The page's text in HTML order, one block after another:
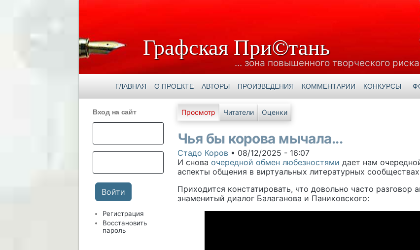
Графская При©тань
... зона повышенного творческого
ГЛАВНАЯ О ПРОЕКТЕ АВТОРЫ ПРОИЗВЕДЕНИЯ КОММЕНТАРИИ КОНКУРСЫ
Вход на сайт
Регистрация
Восстановить
пароль
Главные вкладки
Просмотр Читатели Оценки
Чья бы корова мычала...
Стадо Коров • 08/12/2025 - 16:07
И снова очередной обмен любезностями дает нам
аспекты общения в виртуальных литературных
Приходится констатировать, что довольно часто разговор
знаменитый диалог Балаганова и Паниковского: